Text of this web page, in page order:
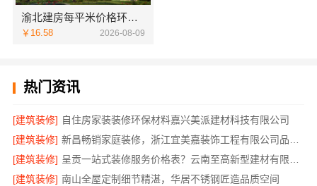
渝北建房每平米价格环保材料，重庆御墅建筑材料有限公司
￥16.58 2026-08-09
热门资讯
[建筑装修] 自住房家装装修环保材料嘉兴美派建材科技有限公司
[建筑装修]
[建筑装修]
[建筑装修] 南山全屋定制细节精湛，华居不锈钢匠造品质空间